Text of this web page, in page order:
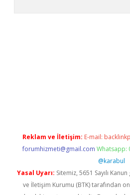
Reklam ve İletişim: E-mail:
forumhizmeti@gmail.com Whatsapp:
@karabul
Yasal Uyarı: Sitemiz, 5651 Sayılı
ve İletişim Kurumu (BTK) tarafından